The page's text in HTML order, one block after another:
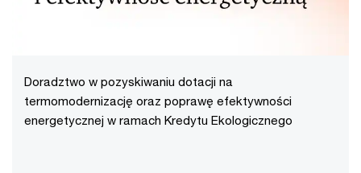
Doradztwo w pozyskiwaniu dotacji na
termomodernizację oraz poprawę efektywności
energetycznej w ramach Kredytu Ekologicznego